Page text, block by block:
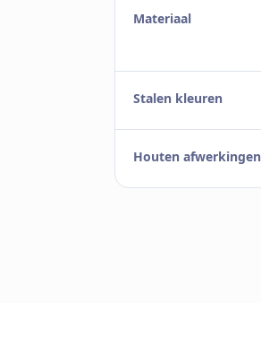
Materiaal
Stalen kleuren
Houten afwerkingen